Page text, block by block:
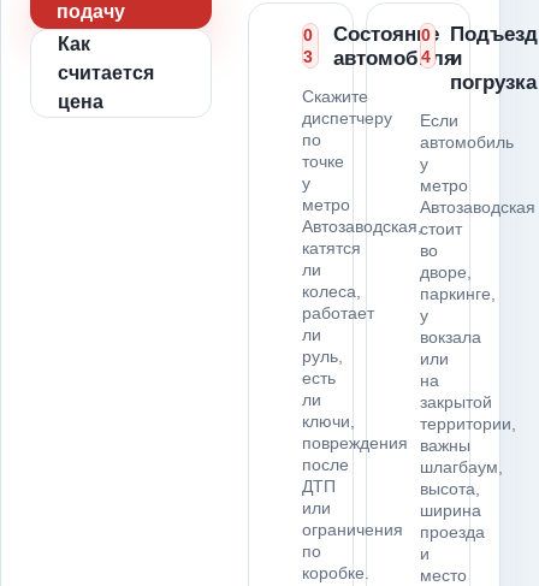
подачу
Как
считается
цена
0
3
Состояние
автомобиля
Скажите
диспетчеру
по
точке
у
метро
Автозаводская,
катятся
ли
колеса,
работает
ли
руль,
есть
ли
ключи,
повреждения
после
ДТП
или
ограничения
по
коробке.
0
4
Подъезд
и
погрузка
Если
автомобиль
у
метро
Автозаводская
стоит
во
дворе,
паркинге,
у
вокзала
или
на
закрытой
территории,
важны
шлагбаум,
высота,
ширина
проезда
и
место